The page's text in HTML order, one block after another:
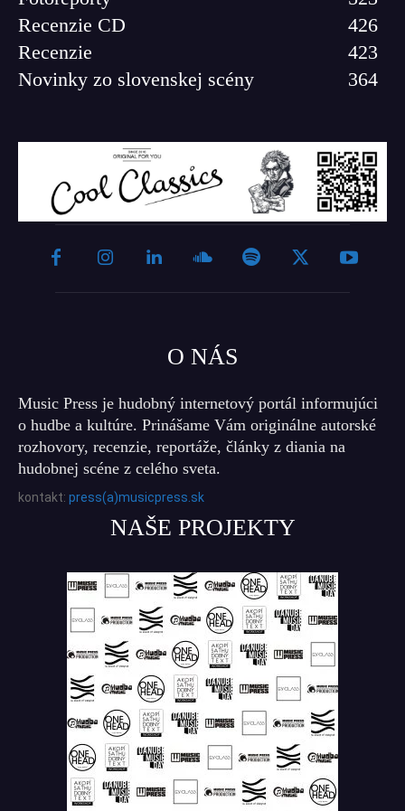
Recenzie CD
426
Recenzie
423
Novinky zo slovenskej scény
364
O NÁS
Music Press je hudobný internetový portál informujúci
o hudbe a kultúre. Prinášame Vám originálne autorské
rozhovory, recenzie, reportáže, články z diania na
hudobnej scéne z celého sveta.
kontakt: press(a)musicpress.sk
NAŠE PROJEKTY